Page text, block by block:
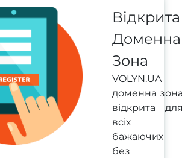
Відкрита
Доменна
Зона
VOLYN.UA
доменна
відкрита
всіх
бажаючих
без